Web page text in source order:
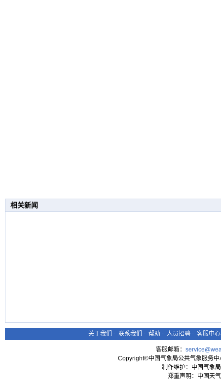
相关新闻
关于我们 - 联系我们 - 帮助 - 人员招聘 - 客服中心
客服邮箱：
Copyright©中国气象局公共气象服务
制作维护：中国气象
郑重声明：中国天